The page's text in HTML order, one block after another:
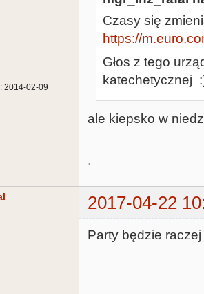
2014-02-09
Czasy się
https://
Głos z tego
katechetycznej
ale kiepsko w
.
2017-04-22
Party będzie